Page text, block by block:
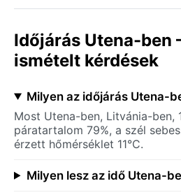
Időjárás Utena-ben
ismételt kérdések
Milyen az időjárás Utena-
Most Utena-ben, Litvánia-ben,
páratartalom 79%, a szél
érzett hőmérséklet 11°C.
Milyen lesz az idő Utena-